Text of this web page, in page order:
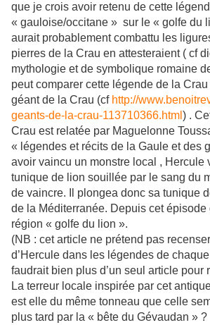
que je crois avoir retenu de cette
« gauloise/occitane » sur le « golfe du
aurait probablement combattu les
pierres de la Crau en attesteraient ( cf
mythologie et de symbolique romaine
peut comparer cette légende de la
géant de la Crau (cf http://
geants-de-la-crau-113710366.html ) .
Crau est relatée par Maguelonne
« légendes et récits de la Gaule et des
avoir vaincu un monstre local , Hercule
tunique de lion souillée par le sang du
de vaincre. Il plongea donc sa tunique
de la Méditerranée. Depuis cet épisode
région « golfe du lion ».
(NB : cet article ne prétend pas
d’Hercule dans les légendes de
faudrait bien plus d’un seul article pour
La terreur locale inspirée par cet
est elle du même tonneau que celle
plus tard par la « bête du Gévaudan » ?